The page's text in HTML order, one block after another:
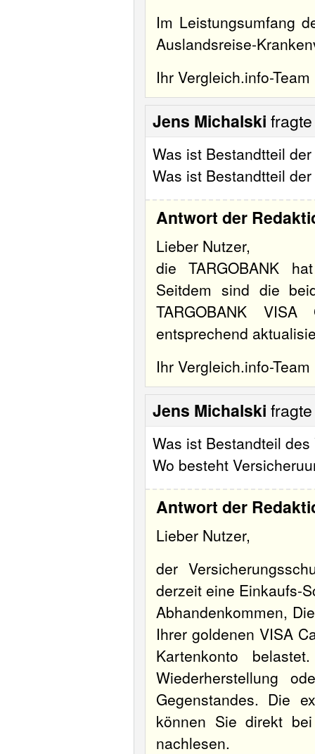
Im Leistungsumfang
Auslandsreise-
Ihr Vergleich.info-Team
Jens Michalski
Was ist Bestandtteil
Was ist Bestandtteil
Antwort der
Lieber Nutzer,
die TARGOBANK
Seitdem sind die
TARGOBANK
entsprechend
Ihr Vergleich.info-Team
Jens Michalski
Was ist Bestandteil
Wo besteht
Antwort der
Lieber Nutzer,
der
derzeit eine Einkaufs-
Abhandenkommen,
Ihrer goldenen VISA
Kartenkonto
Wiederherstellung
Gegenstandes. Die
können Sie direkt
nachlesen.